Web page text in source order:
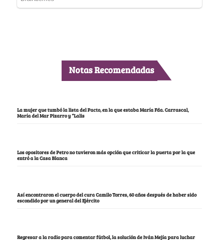
Notas Recomendadas
La mujer que tumbó la lista del Pacto, en la que estaba María Fda. Carrascal,
María del Mar Pizarro y “Lalis
Los opositores de Petro no tuvieron más opción que criticar la puerta por la que
entró a la Casa Blanca
Así encontraron el cuerpo del cura Camilo Torres, 60 años después de haber sido
escondido por un general del Ejército
Regresar a la radio para comentar fútbol, la solución de Iván Mejía para luchar